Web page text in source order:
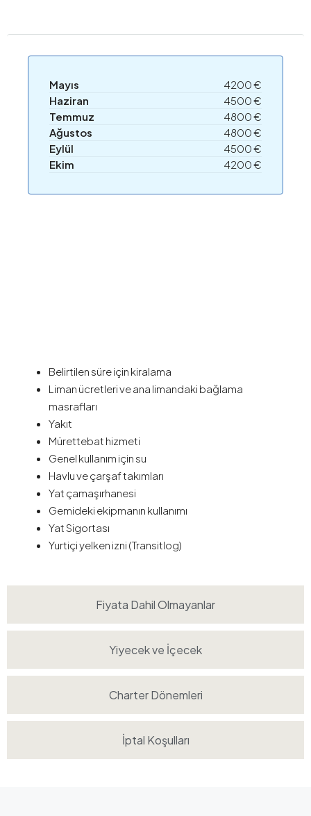
Mayıs
4200 €
Haziran
4500 €
Temmuz
4800 €
Ağustos
4800 €
Eylül
4500 €
Ekim
4200 €
Fiyata Dahil Olmayanlar
Yiyecek ve İçecek
Charter Dönemleri
İptal Koşulları
Belirtilen süre için kiralama
Liman ücretleri ve ana limandaki bağlama
masrafları
Yakıt
Mürettebat hizmeti
Genel kullanım için su
Havlu ve çarşaf takımları
Yat çamaşırhanesi
Gemideki ekipmanın kullanımı
Yat Sigortası
Yurtiçi yelken izni (Transitlog)